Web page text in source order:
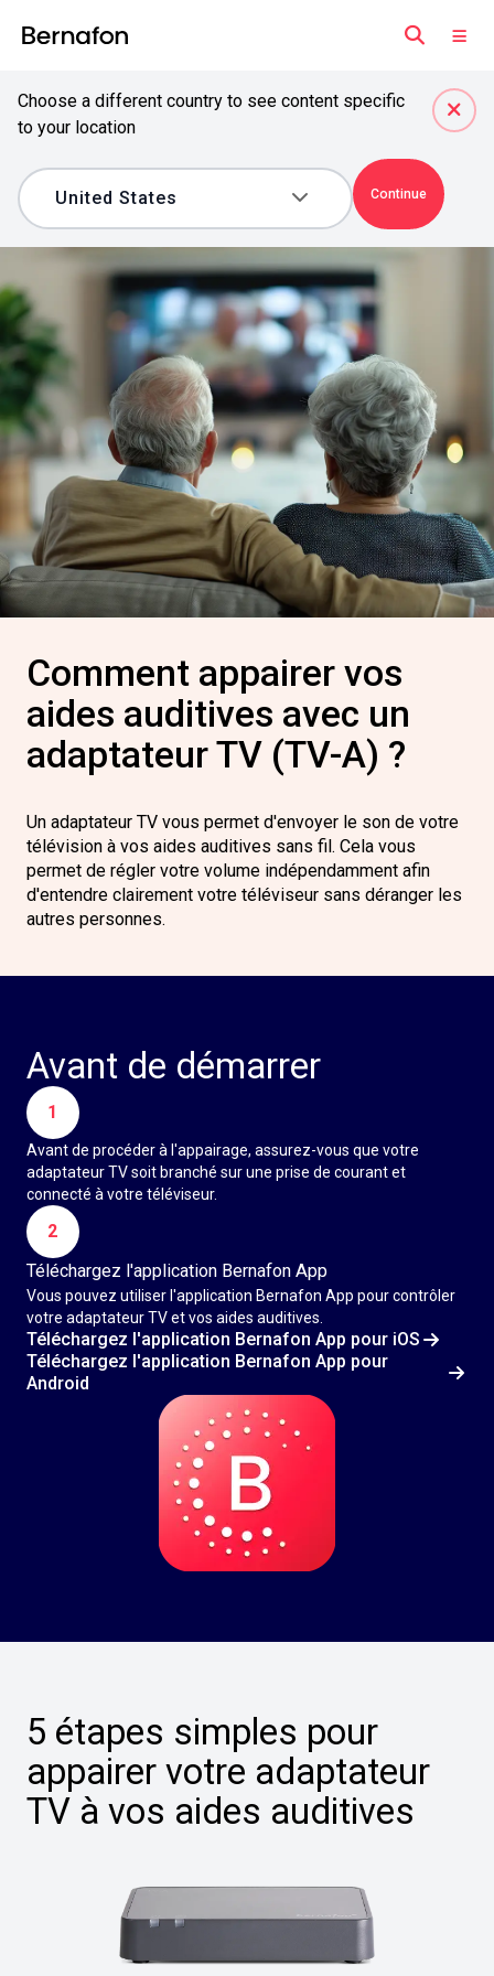
Choose a different country to see content specific
to your location
Continue
Comment appairer vos
aides auditives avec un
adaptateur TV (TV-A) ?
Un adaptateur TV vous permet d'envoyer le son de votre
télévision à vos aides auditives sans fil. Cela vous
permet de régler votre volume indépendamment afin
d'entendre clairement votre téléviseur sans déranger les
autres personnes.
Avant de démarrer
1
Avant de procéder à l'appairage, assurez-vous que votre
adaptateur TV soit branché sur une prise de courant et
connecté à votre téléviseur.
2
Téléchargez l'application Bernafon App
Vous pouvez utiliser l'application Bernafon App pour contrôler
votre adaptateur TV et vos aides auditives.
Téléchargez l'application Bernafon App pour iOS
Téléchargez l'application Bernafon App pour
Android
5 étapes simples pour
appairer votre adaptateur
TV à vos aides auditives